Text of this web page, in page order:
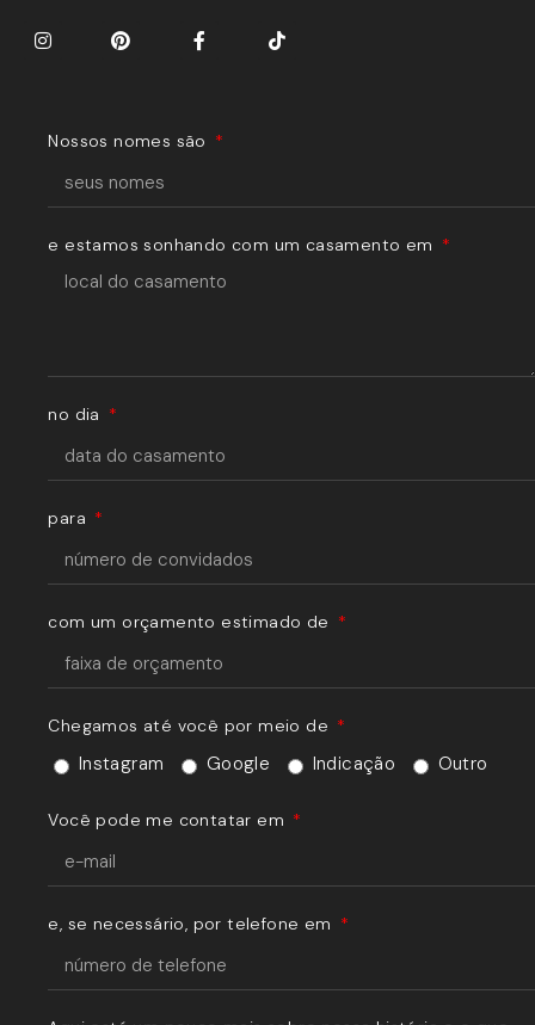
Nossos nomes são
e estamos sonhando com um casamento em
no dia
para
com um orçamento estimado de
Chegamos até você por meio de
Instagram Google Indicação Outro
Você pode me contatar em
e, se necessário, por telefone em